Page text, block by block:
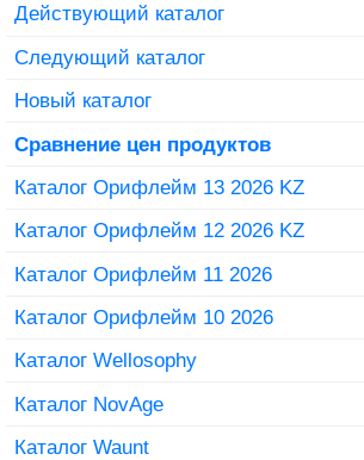
Действующий каталог
Следующий каталог
Новый каталог
Сравнение цен продуктов
Каталог Орифлейм 13 2026 KZ
Каталог Орифлейм 12 2026 KZ
Каталог Орифлейм 11 2026
Каталог Орифлейм 10 2026
Каталог Wellosophy
Каталог NovAge
Каталог Waunt